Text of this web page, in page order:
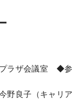
ラザ会議室 ◆参
野良子（キャリ